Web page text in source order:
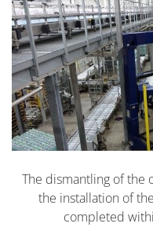
The dismantling of the
the installation of
completed